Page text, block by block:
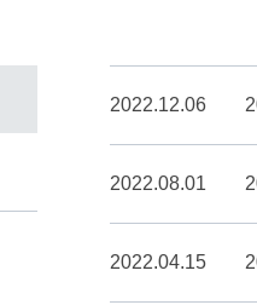
2022.12.06
2022.08.01
2022.04.15